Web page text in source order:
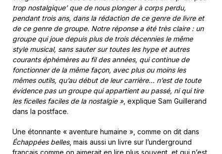
trop nostalgique’ que de nous plonger à corps perdu,
pendant trois ans, dans la rédaction de ce genre de livre et
de ce genre de groupe. Notre réponse a été très claire : un
groupe qui joue depuis plus de trois décennies le même
style musical, sans sauter sur toutes les hype et autres
courants éphémères au fil des années, qui continue de
fonctionner de la même façon, avec plus ou moins les
mêmes outils, qu’au début de leur carrière… n’est de toute
évidence pas un groupe qui appartient au passé, ni qui tire
les ficelles faciles de la nostalgie », explique Sam Guillerand
dans la postface.
Une étonnante « aventure humaine », comme on dit dans
Échappées belles, mais aussi un livre sur l’underground